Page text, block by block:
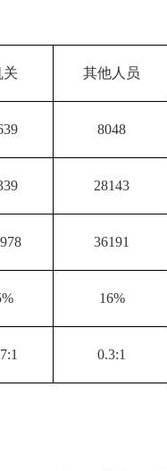
关 其他人员
8048
28143
36191
16%
0.3:1